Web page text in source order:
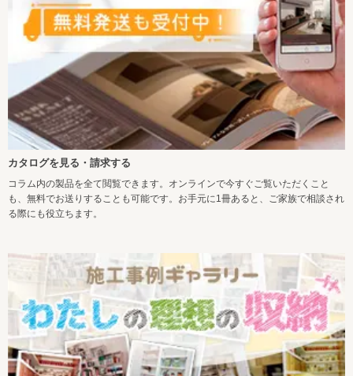
カタログを見る・請求する
コラム内の製品を全て閲覧できます。オンラインで今すぐご覧いただくこと
も、無料でお送りすることも可能です。お手元に1冊あると、ご家族で相談され
る際にも役立ちます。